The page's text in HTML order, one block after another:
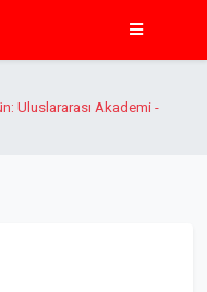
Uluslararası Akademi -